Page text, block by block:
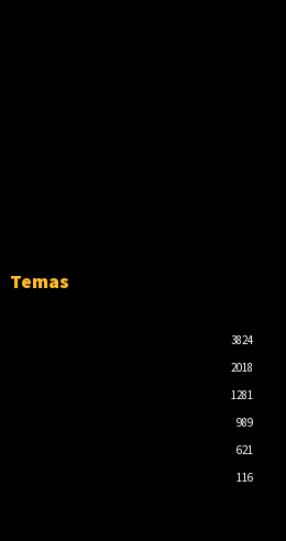
Temas
3824
2018
1281
989
621
116